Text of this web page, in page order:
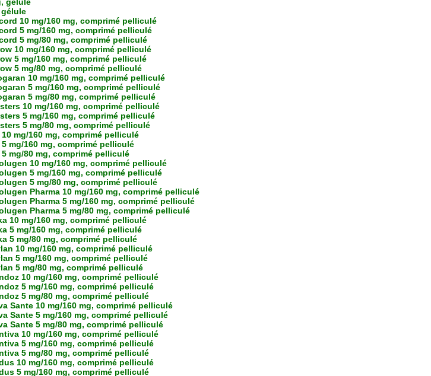
10 mg/160 mg, comprimé pelliculé
5 mg/160 mg, comprimé pelliculé
5 mg/80 mg, comprimé pelliculé
10 mg/160 mg, comprimé pelliculé
5 mg/160 mg, comprimé pelliculé
5 mg/80 mg, comprimé pelliculé
10 mg/160 mg, comprimé pelliculé
5 mg/160 mg, comprimé pelliculé
5 mg/80 mg, comprimé pelliculé
10 mg/160 mg, comprimé pelliculé
5 mg/160 mg, comprimé pelliculé
5 mg/80 mg, comprimé pelliculé
mg/160 mg, comprimé pelliculé
mg/160 mg, comprimé pelliculé
mg/80 mg, comprimé pelliculé
10 mg/160 mg, comprimé pelliculé
5 mg/160 mg, comprimé pelliculé
5 mg/80 mg, comprimé pelliculé
Pharma 10 mg/160 mg, comprimé pelliculé
Pharma 5 mg/160 mg, comprimé pelliculé
Pharma 5 mg/80 mg, comprimé pelliculé
10 mg/160 mg, comprimé pelliculé
5 mg/160 mg, comprimé pelliculé
5 mg/80 mg, comprimé pelliculé
10 mg/160 mg, comprimé pelliculé
5 mg/160 mg, comprimé pelliculé
5 mg/80 mg, comprimé pelliculé
10 mg/160 mg, comprimé pelliculé
5 mg/160 mg, comprimé pelliculé
5 mg/80 mg, comprimé pelliculé
Sante 10 mg/160 mg, comprimé pelliculé
Sante 5 mg/160 mg, comprimé pelliculé
Sante 5 mg/80 mg, comprimé pelliculé
10 mg/160 mg, comprimé pelliculé
5 mg/160 mg, comprimé pelliculé
5 mg/80 mg, comprimé pelliculé
10 mg/160 mg, comprimé pelliculé
5 mg/160 mg, comprimé pelliculé